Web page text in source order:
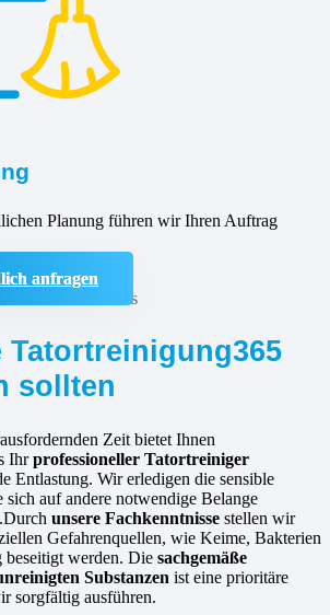
Planung führen wir Ihren Auftrag
anfragen
Tatortreinigung365
sollten
Zeit bietet Ihnen
Ihrprofessioneller Tatortreiniger
Entlastung. Wir erledigen die sensible
sich auf andere notwendige Belange
unsere Fachkenntnisse stellen wir
Gefahrenquellen, wie Keime, Bakterien
werden. Die sachgemäße
Substanzen ist eine prioritäre
sorgfältig ausführen.